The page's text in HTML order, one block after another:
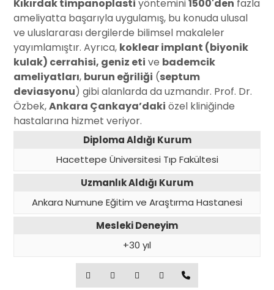
Kıkırdak timpanoplasti yöntemini1500'den fazla
ameliyatta başarıyla uygulamış, bu konuda ulusal
ve uluslararası dergilerde bilimsel makaleler
yayımlamıştır. Ayrıca, koklear implant (biyonik
kulak) cerrahisi, geniz eti ve bademcik
ameliyatları, burun eğriliği (septum
deviasyonu) gibi alanlarda da uzmandır. Prof. Dr.
Özbek,Ankara Çankaya’daki özel kliniğinde
hastalarına hizmet veriyor.
Diploma Aldığı Kurum
Hacettepe Üniversitesi Tıp Fakültesi
Uzmanlık Aldığı Kurum
Ankara Numune Eğitim ve Araştırma Hastanesi
Mesleki Deneyim
+30 yıl